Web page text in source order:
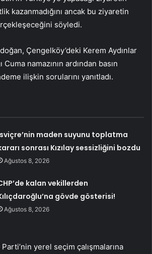
kazanmadığını ancak bu ziyaretin
söyledi.
Çengelköy’deki Kerem Aydınlar
Cuma namazının ardından basın
ilişkin sorularını yanıtladı.
maden suyunu toplatma
sonrası Kızılay sessizliğini bozdu
Ağustos 8, 2026
kalan vekillerden
gövde gösterisi!
Ağustos 8, 2026
yerel seçim çalışmalarına